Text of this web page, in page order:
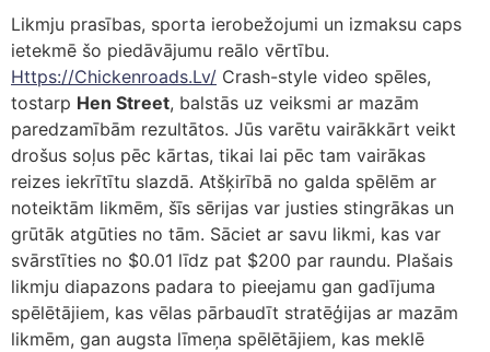
Likmju prasības, sporta ierobežojumi un izmaksu caps
ietekmē šo piedāvājumu reālo vērtību.
Https://chickenroads.lv/ Crash-style video spēles,
tostarp Hen Street, balstās uz veiksmi ar mazām
paredzamībām rezultātos. Jūs varētu vairākkārt veikt
drošus soļus pēc kārtas, tikai lai pēc tam vairākas
reizes iekrītītu slazdā. Atšķirībā no galda spēlēm ar
noteiktām likmēm, šīs sērijas var justies stingrākas un
grūtāk atgūties no tām. Sāciet ar savu likmi, kas var
svārstīties no $0.01 līdz pat $200 par raundu. Plašais
likmju diapazons padara to pieejamu gan gadījuma
spēlētājiem, kas vēlas pārbaudīt stratēģijas ar mazām
likmēm, gan augsta līmeņa spēlētājiem, kas meklē